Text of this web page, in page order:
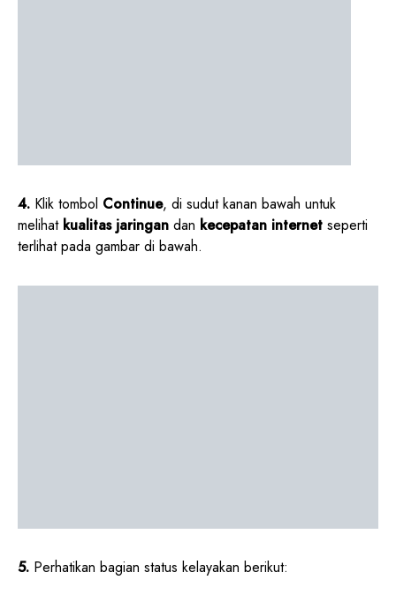
4. Klik tombol Continue, di sudut kanan bawah untuk
melihat kualitas jaringan dan kecepatan internet seperti
terlihat pada gambar di bawah.
5. Perhatikan bagian status kelayakan berikut: